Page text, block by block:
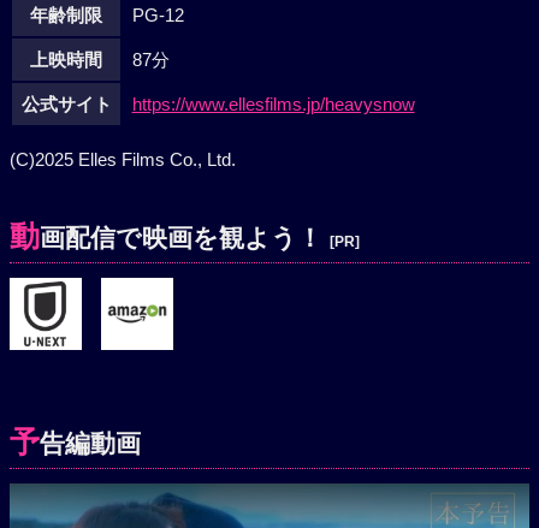
年齢制限 PG-12
上映時間 87分
公式サイト https://www.ellesfilms.jp/heavysnow
(C)2025 Elles Films Co., Ltd.
動画配信で映画を観よう！ [PR]
予告編動画